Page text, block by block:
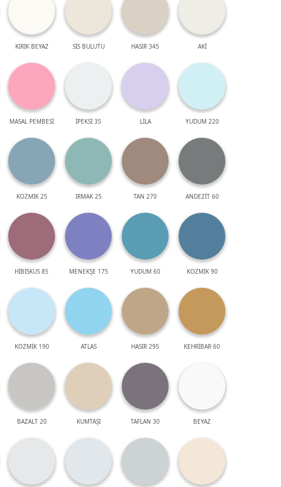
KIRIK BEYAZ SİS BULUTU HASIR 345 AKİ
MASAL PEMBESİ İPEKSİ 35 LİLA YUDUM 220
KOZMİK 25 IRMAK 25 TAN 270 ANDEZİT 60
HİBİSKUS 85 MENEKŞE 175 YUDUM 60 KOZMİK 90
KOZMİK 190 ATLAS HASIR 295 KEHRİBAR 60
BAZALT 20 KUMTAŞI TAFLAN 30 BEYAZ